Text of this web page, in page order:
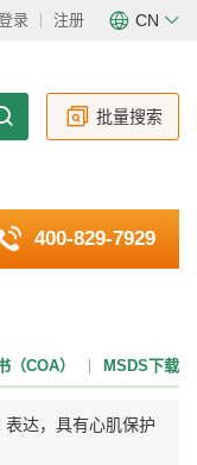
录 注册 CN
EN
批量搜索
400-829-7929
（COA） MSDS下载
达，具有心肌保护